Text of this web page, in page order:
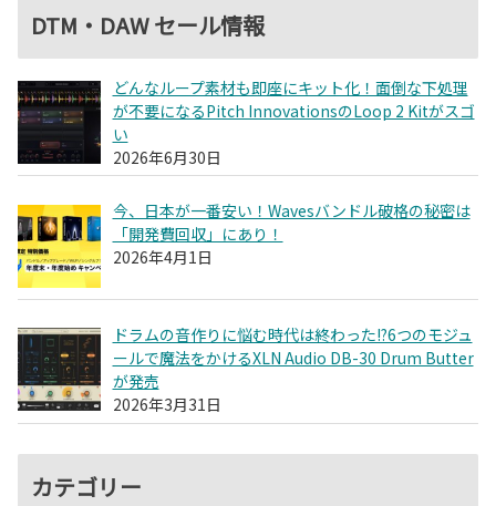
DTM・DAW セール情報
どんなループ素材も即座にキット化！面倒な下処理
が不要になるPitch InnovationsのLoop 2 Kitがスゴ
い
2026年6月30日
今、日本が一番安い！Wavesバンドル破格の秘密は
「開発費回収」にあり！
2026年4月1日
ドラムの音作りに悩む時代は終わった!?6つのモジュ
ールで魔法をかけるXLN Audio DB-30 Drum Butter
が発売
2026年3月31日
カテゴリー